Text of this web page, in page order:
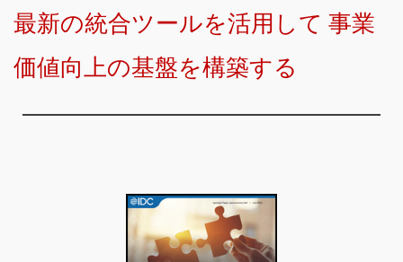
最新の統合ツールを活用して 事業
価値向上の基盤を構築する